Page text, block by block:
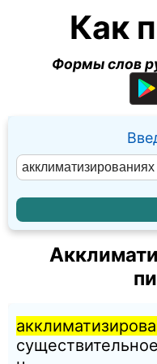
Как
Формы слов